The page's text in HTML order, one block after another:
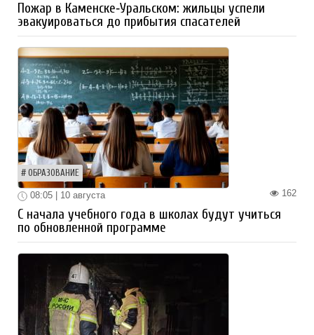
Пожар в Каменске‑Уральском: жильцы успели
эвакуироваться до прибытия спасателей
ОБРАЗОВАНИЕ
162
08:05 | 10 августа
С начала учебного года в школах будут учиться
по обновленной программе